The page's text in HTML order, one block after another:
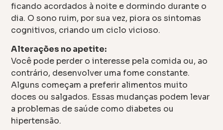
ficando acordados à noite e dormindo durante o
dia. O sono ruim, por sua vez, piora os sintomas
cognitivos, criando um ciclo vicioso.
Alterações no apetite:
Você pode perder o interesse pela comida ou, ao
contrário, desenvolver uma fome constante.
Alguns começam a preferir alimentos muito
doces ou salgados. Essas mudanças podem levar
a problemas de saúde como diabetes ou
hipertensão.